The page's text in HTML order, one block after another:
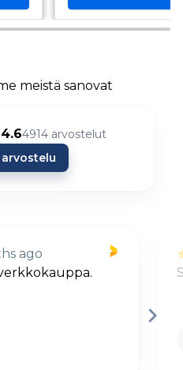
meistä sanovat
4.64914 arvostelut
ago